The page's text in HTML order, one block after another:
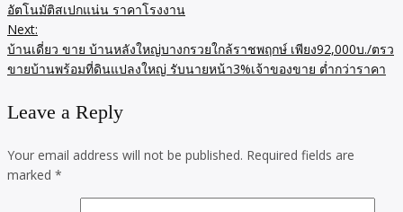
อัตโนมัติสเปกแน่น ราคาโรงงาน
Next:
บ้านเดี่ยว ขาย บ้านหลังใหญ่บางกรวยใกล้ราชพฤกษ์ เพียง92,000บ./ตรว
ขายบ้านพร้อมที่ดินแปลงใหญ่ รับนายหน้า3%เจ้าของขาย ต่ำกว่าราคา
Leave a Reply
Your email address will not be published. Required fields are
marked *